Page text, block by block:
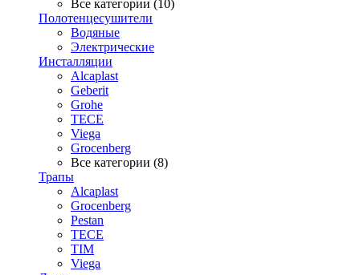
Все категории (10)
Полотенцесушители
Водяные
Электрические
Инсталляции
Alcaplast
Geberit
Grohe
TECE
Viega
Grocenberg
Все категории (8)
Трапы
Alcaplast
Grocenberg
Pestan
TECE
TIM
Viega